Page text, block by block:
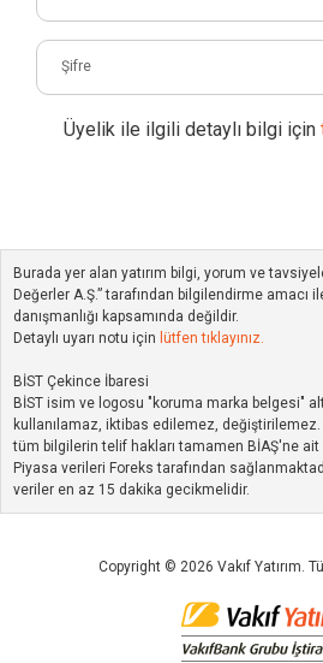
Üyelik ile ilgili detaylı bilgi için
Burada yer alan yatırım bilgi, yorum ve
Değerler A.Ş.” tarafından bilgilendirme amacı
danışmanlığı kapsamında değildir.
Detaylı uyarı notu için lütfen tıklayınız.
BİST Çekince İbaresi
BİST isim ve logosu "koruma marka belgesi"
kullanılamaz, iktibas edilemez, değiştirilemez.
tüm bilgilerin telif hakları tamamen BİAŞ'ne ait
Piyasa verileri Foreks tarafından
veriler en az 15 dakika gecikmelidir.
Copyright © 2026 Vakıf Yatırım.